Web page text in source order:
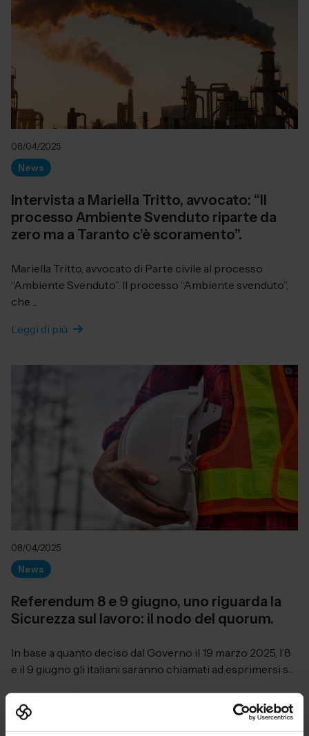
08/04/2025
News
Intervista a Mariella Tritto, avvocato: “Il
processo Ambiente Svenduto riparte da
zero ma a Taranto c’è scoramento”.
Mariella Tritto, avvocato di Parte civile al processo
“Ambiente Svenduto”. Il processo “Ambiente svenduto”,
che ...
Leggi di più
08/04/2025
News
Referendum 8 e 9 giugno, uno riguarda la
Sicurezza sul lavoro: il nodo del quorum.
In base a quanto deciso dal Governo il 19 marzo 2025, l’8
e il 9 giugno gli italiani saranno chiamati ad esprimersi s...
Leggi di più